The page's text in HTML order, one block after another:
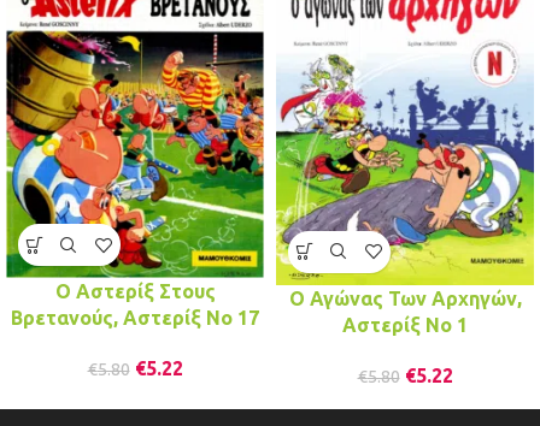
Ο Αστερίξ Στους
Βρετανούς, Αστερίξ No 17
€5.80 €5.22
Ο Αγώνας Των Αρχηγών,
Αστερίξ No 1
€5.80 €5.22